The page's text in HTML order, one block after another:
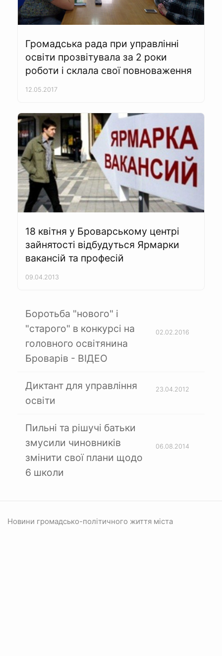
Громадська рада при управлінні
освіти прозвітувала за 2 роки
роботи і склала свої повноваження
12.05.2017
18 квітня у Броварському центрі
зайнятості відбудуться Ярмарки
вакансій та професій
09.04.2013
Боротьба "нового" і
"старого" в конкурсі на
головного освітянина
Броварів - ВІДЕО
02.02.2016
Диктант для управління
освіти
23.04.2012
Пильні та рішучі батьки
змусили чиновників
змінити свої плани щодо
6 школи
06.08.2014
Новини громадсько-політичного життя міста